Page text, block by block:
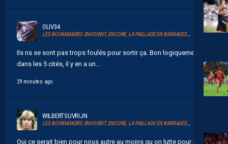
OLIV34
LES BOOKMAKERS ENVOIENT, ENCORE, LA PAILLADE EN BARRAGES D’ACCESSION À LA LIGUE 1
Ils ns se sont pas trops foulés pour sortir ça. Bon logiquement
dans les 5 cités, il y en a un...
29 minutes ago
WILBERTSUVRIJN
LES BOOKMAKERS ENVOIENT, ENCORE, LA PAILLADE EN BARRAGES D’ACCESSION À LA LIGUE 1
Oui ce serait bien pour nous autre au moins qu on lutte pour les